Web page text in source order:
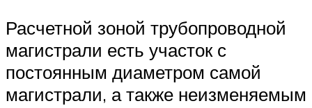
Расчетной зоной трубопроводной
магистрали есть участок с
постоянным диаметром самой
магистрали, а также неизменяемым